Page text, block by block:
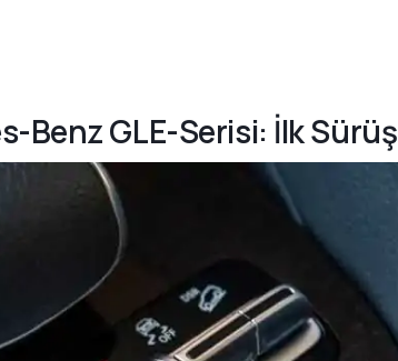
Benz GLE-Serisi: İlk Sürüş